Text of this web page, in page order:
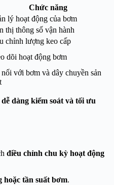
Chức năng
lý hoạt động của bơm
thị thông số vận hành
chỉnh lượng keo cấp
dõi hoạt động bơm
với bơm và dây chuyền sản
dễ dàng kiểm soát và tối ưu
điều chỉnh chu kỳ hoạt động
hoặc tần suất bơm.